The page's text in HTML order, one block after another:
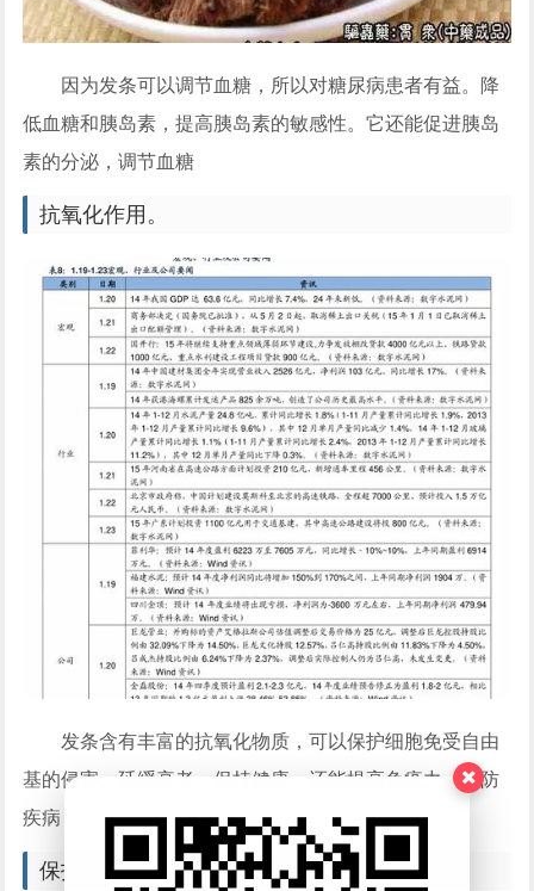
因为发条可以调节血糖，所以对糖尿病患者有益。降
低血糖和胰岛素，提高胰岛素的敏感性。它还能促进胰岛
素的分泌，调节血糖
抗氧化作用。
发条含有丰富的抗氧化物质，可以保护细胞免受自由
基的侵害。延缓衰老，保持健康。还能提高免疫力，预防
疾病
保护心血管。